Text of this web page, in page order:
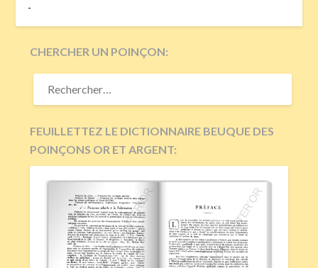
-
CHERCHER UN POINÇON:
RECHERCHER :
FEUILLETTEZ LE DICTIONNAIRE BEUQUE DES
POINÇONS OR ET ARGENT: